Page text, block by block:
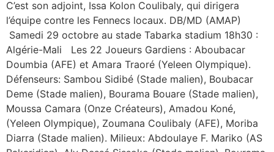
C’est son adjoint, Issa Kolon Coulibaly, qui dirigera
l’équipe contre les Fennecs locaux. DB/MD (AMAP)
Samedi 29 octobre au stade Tabarka stadium 18h30 :
Algérie-Mali Les 22 Joueurs Gardiens : Aboubacar
Doumbia (AFE) et Amara Traoré (Yeleen Olympique).
Défenseurs: Sambou Sidibé (Stade malien), Boubacar
Deme (Stade malien), Bourama Bouare (Stade malien),
Moussa Camara (Onze Créateurs), Amadou Koné,
(Yeleen Olympique), Zoumana Coulibaly (AFE), Moriba
Diarra (Stade malien). Milieux: Abdoulaye F. Mariko (AS